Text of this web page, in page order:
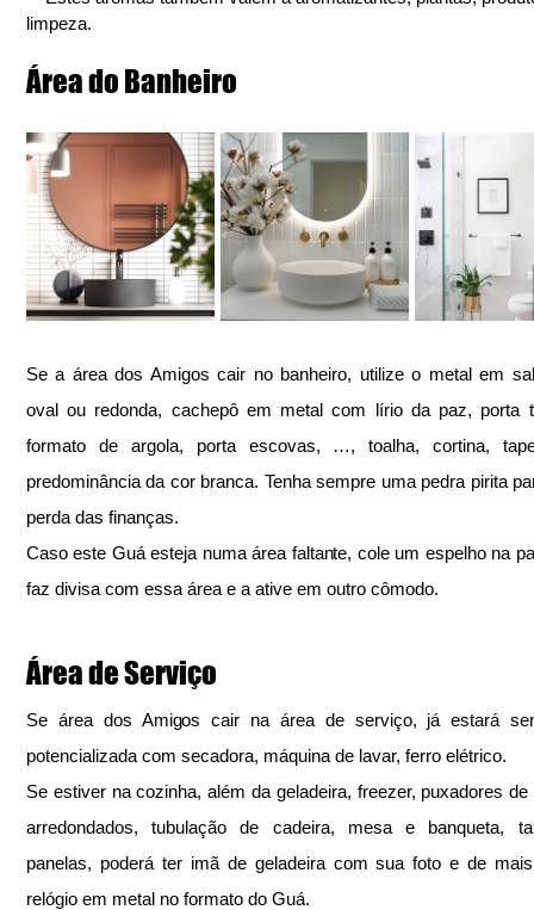
limpeza.
Área do Banheiro
Se a área dos Amigos cair no banheiro, utilize o metal em
oval ou redonda, cachepô em metal com lírio da paz, porta
formato de argola, porta escovas, …, toalha, cortina,
predominância da cor branca. Tenha sempre uma pedra pirita
perda das finanças.
Caso este Guá esteja numa área faltante, cole um espelho na
faz divisa com essa área e a ative em outro cômodo.
Área de Serviço
Se área dos Amigos cair na área de serviço, já estará
potencializada com secadora, máquina de lavar, ferro elétrico.
Se estiver na cozinha, além da geladeira, freezer, puxadores
arredondados, tubulação de cadeira, mesa e banqueta,
panelas, poderá ter imã de geladeira com sua foto e de
relógio em metal no formato do Guá.